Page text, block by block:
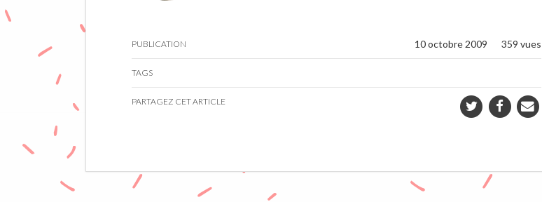
PUBLICATION 359 vues
10 octobre 2009
TAGS
PARTAGEZ CET ARTICLE